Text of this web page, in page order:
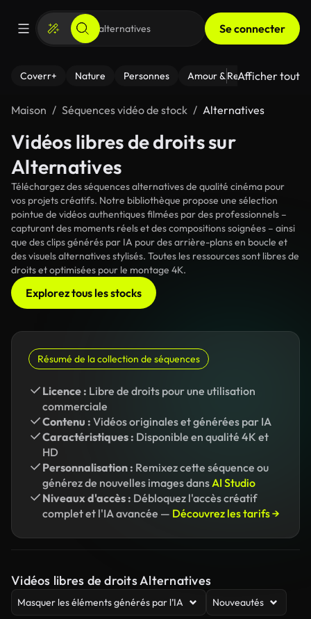
Se connecter
Coverr+ Nature Personnes Amour & Relations Le
Afficher tout
Maison Séquences vidéo de stock Alternatives
Vidéos libres de droits sur
Alternatives
Téléchargez des séquences alternatives de qualité cinéma pour
vos projets créatifs. Notre bibliothèque propose une sélection
pointue de vidéos authentiques filmées par des professionnels –
capturant des moments réels et des compositions soignées – ainsi
que des clips générés par IA pour des arrière-plans en boucle et
des visuels alternatives stylisés. Toutes les ressources sont libres de
droits et optimisées pour le montage 4K.
Explorez tous les stocks
Résumé de la collection de séquences
Licence : Libre de droits pour une utilisation
commerciale
Contenu : Vidéos originales et générées par IA
Caractéristiques : Disponible en qualité 4K et
HD
Personnalisation : Remixez cette séquence ou
générez de nouvelles images dansAI Studio
Niveaux d'accès : Débloquez l'accès créatif
complet et l'IA avancée — Découvrez les tarifs →
Vidéos libres de droits Alternatives
Masquer les éléments générés par l’IA Nouveautés